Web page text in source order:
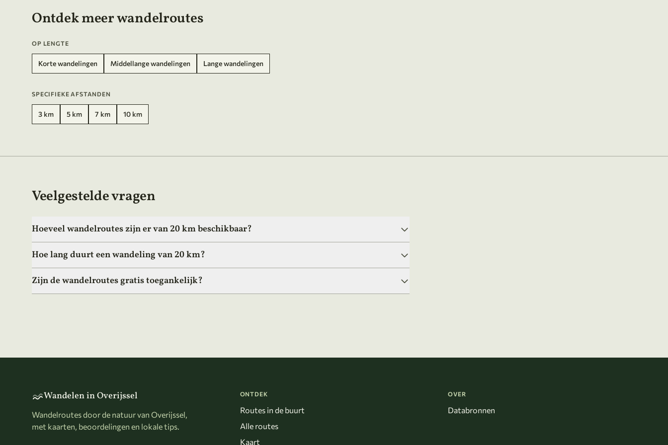
Ontdek meer wandelroutes
OP LENGTE
Korte wandelingen Middellange wandelingen Lange wandelingen
SPECIFIEKE AFSTANDEN
3 km 5 km 7 km 10 km
Veelgestelde vragen
Hoeveel wandelroutes zijn er van 20 km beschikbaar?
Hoe lang duurt een wandeling van 20 km?
Zijn de wandelroutes gratis toegankelijk?
Wandelen in Overijssel
Wandelroutes door de natuur van Overijssel,
met kaarten, beoordelingen en lokale tips.
ONTDEK
Routes in de buurt
Alle routes
Kaart
OVER
Databronnen